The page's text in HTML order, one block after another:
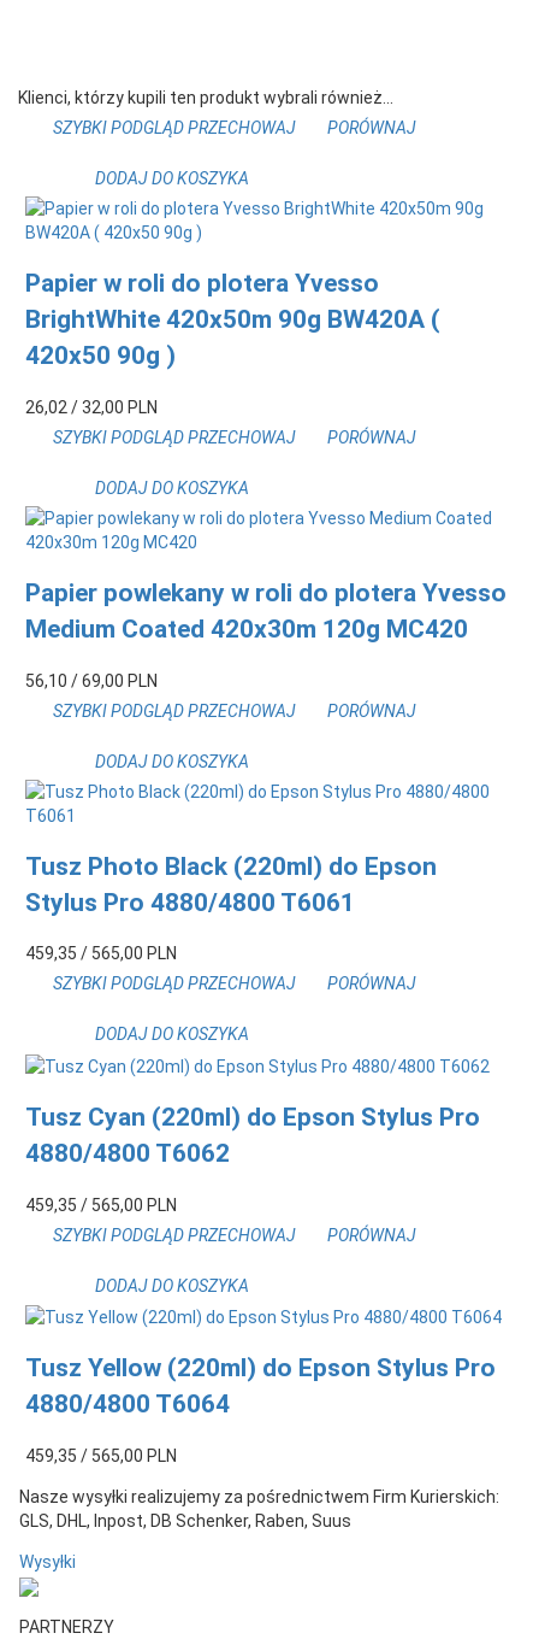
Klienci, którzy kupili ten produkt wybrali również...
SZYBKI PODGLĄDPRZECHOWAJ PORÓWNAJ
DODAJ DO KOSZYKA
Papier w roli do plotera Yvesso
BrightWhite 420x50m 90g BW420A (
420x50 90g )
26,02 / 32,00 PLN
SZYBKI PODGLĄDPRZECHOWAJ PORÓWNAJ
DODAJ DO KOSZYKA
Papier powlekany w roli do plotera Yvesso
Medium Coated 420x30m 120g MC420
56,10 / 69,00 PLN
SZYBKI PODGLĄDPRZECHOWAJ PORÓWNAJ
DODAJ DO KOSZYKA
Tusz Photo Black (220ml) do Epson
Stylus Pro 4880/4800 T6061
459,35 / 565,00 PLN
SZYBKI PODGLĄDPRZECHOWAJ PORÓWNAJ
DODAJ DO KOSZYKA
Tusz Cyan (220ml) do Epson Stylus Pro
4880/4800 T6062
459,35 / 565,00 PLN
SZYBKI PODGLĄDPRZECHOWAJ PORÓWNAJ
DODAJ DO KOSZYKA
Tusz Yellow (220ml) do Epson Stylus Pro
4880/4800 T6064
459,35 / 565,00 PLN
Nasze wysyłki realizujemy za pośrednictwem Firm Kurierskich:
GLS, DHL, Inpost, DB Schenker, Raben, Suus
Wysyłki
PARTNERZY